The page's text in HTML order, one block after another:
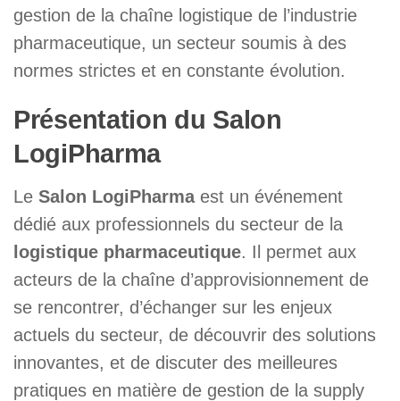
gestion de la chaîne logistique de l’industrie
pharmaceutique, un secteur soumis à des
normes strictes et en constante évolution.
Présentation du Salon
LogiPharma
Le Salon LogiPharmaest un événement
dédié aux professionnels du secteur de la
logistique pharmaceutique. Il permet aux
acteurs de la chaîne d’approvisionnement de
se rencontrer, d’échanger sur les enjeux
actuels du secteur, de découvrir des solutions
innovantes, et de discuter des meilleures
pratiques en matière de gestion de la supply